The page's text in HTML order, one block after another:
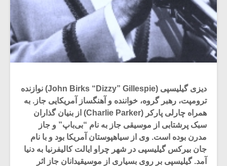
دیزی گیلیسپی (John Birks “Dizzy” Gillespie) نوازنده
ترومپت، رهبر گروه، خواننده و آهنگساز آمریکایی جاز. به
همراه چارلی پارکر (Charlie Parker) از بنیان گذاران
سبک پرشتابی از موسیقی جاز به نام “بی‌باپ” و جاز
مدرن بوده است. وی از سیاهپوستان آمریکا بود و با نام
جان بیرکس گیلیسپی در شهر چراو ایالت کالیفرنیا به دنیا
آمد. گیلیسپی بر روی بسیاری از موسیقیدانان جاز اثر